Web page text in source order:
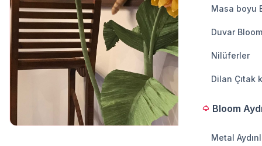
Masa boyu
Duvar
Nilüferler
Dilan Çıtak
light Bloom
Metal